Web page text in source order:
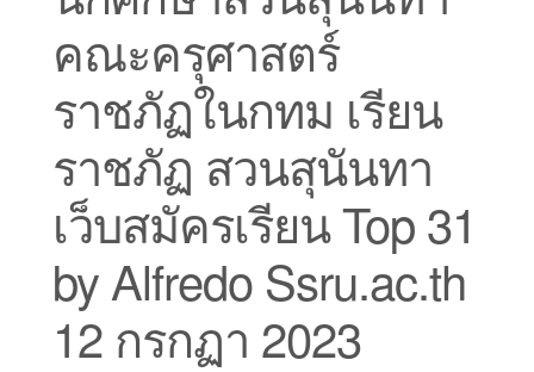
คณะครุศาสตร์
ราชภัฏในกทม เรียน
ราชภัฏ สวนสุนันทา
เว็บสมัครเรียน Top 31
by Alfredo Ssru.ac.th
12 กรกฏา 2023